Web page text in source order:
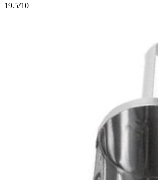
19.5/10